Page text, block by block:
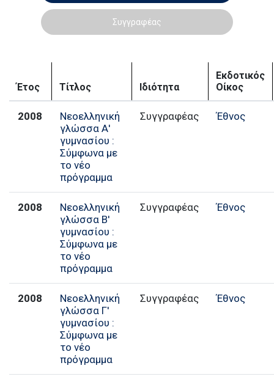
Συγγραφέας
Έτος Τίτλος Ιδιότητα
Εκδοτικός
Οίκος
2008
Νεοελληνική
γλώσσα Α'
γυμνασίου :
Σύμφωνα με
το νέο
πρόγραμμα
Συγγραφέας Έθνος
2008
Νεοελληνική
γλώσσα Β'
γυμνασίου :
Σύμφωνα με
το νέο
πρόγραμμα
Συγγραφέας Έθνος
2008
Νεοελληνική
γλώσσα Γ'
γυμνασίου :
Σύμφωνα με
το νέο
πρόγραμμα
Συγγραφέας Έθνος